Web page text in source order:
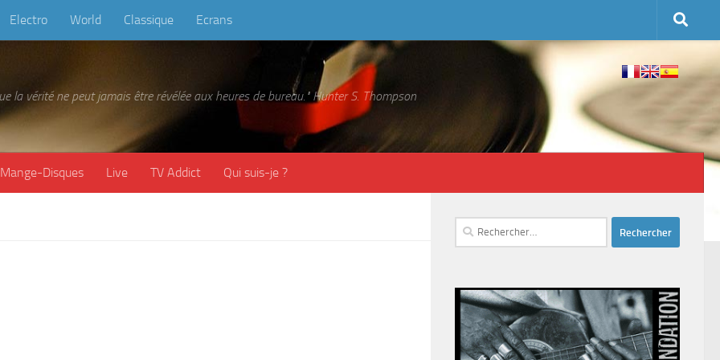
Electro World Classique Ecrans
la vérité ne peut jamais être révélée aux heures de bureau." Hunter S. Thompson
Mange-Disques Live TV Addict Qui suis-je ?
Rechercher :